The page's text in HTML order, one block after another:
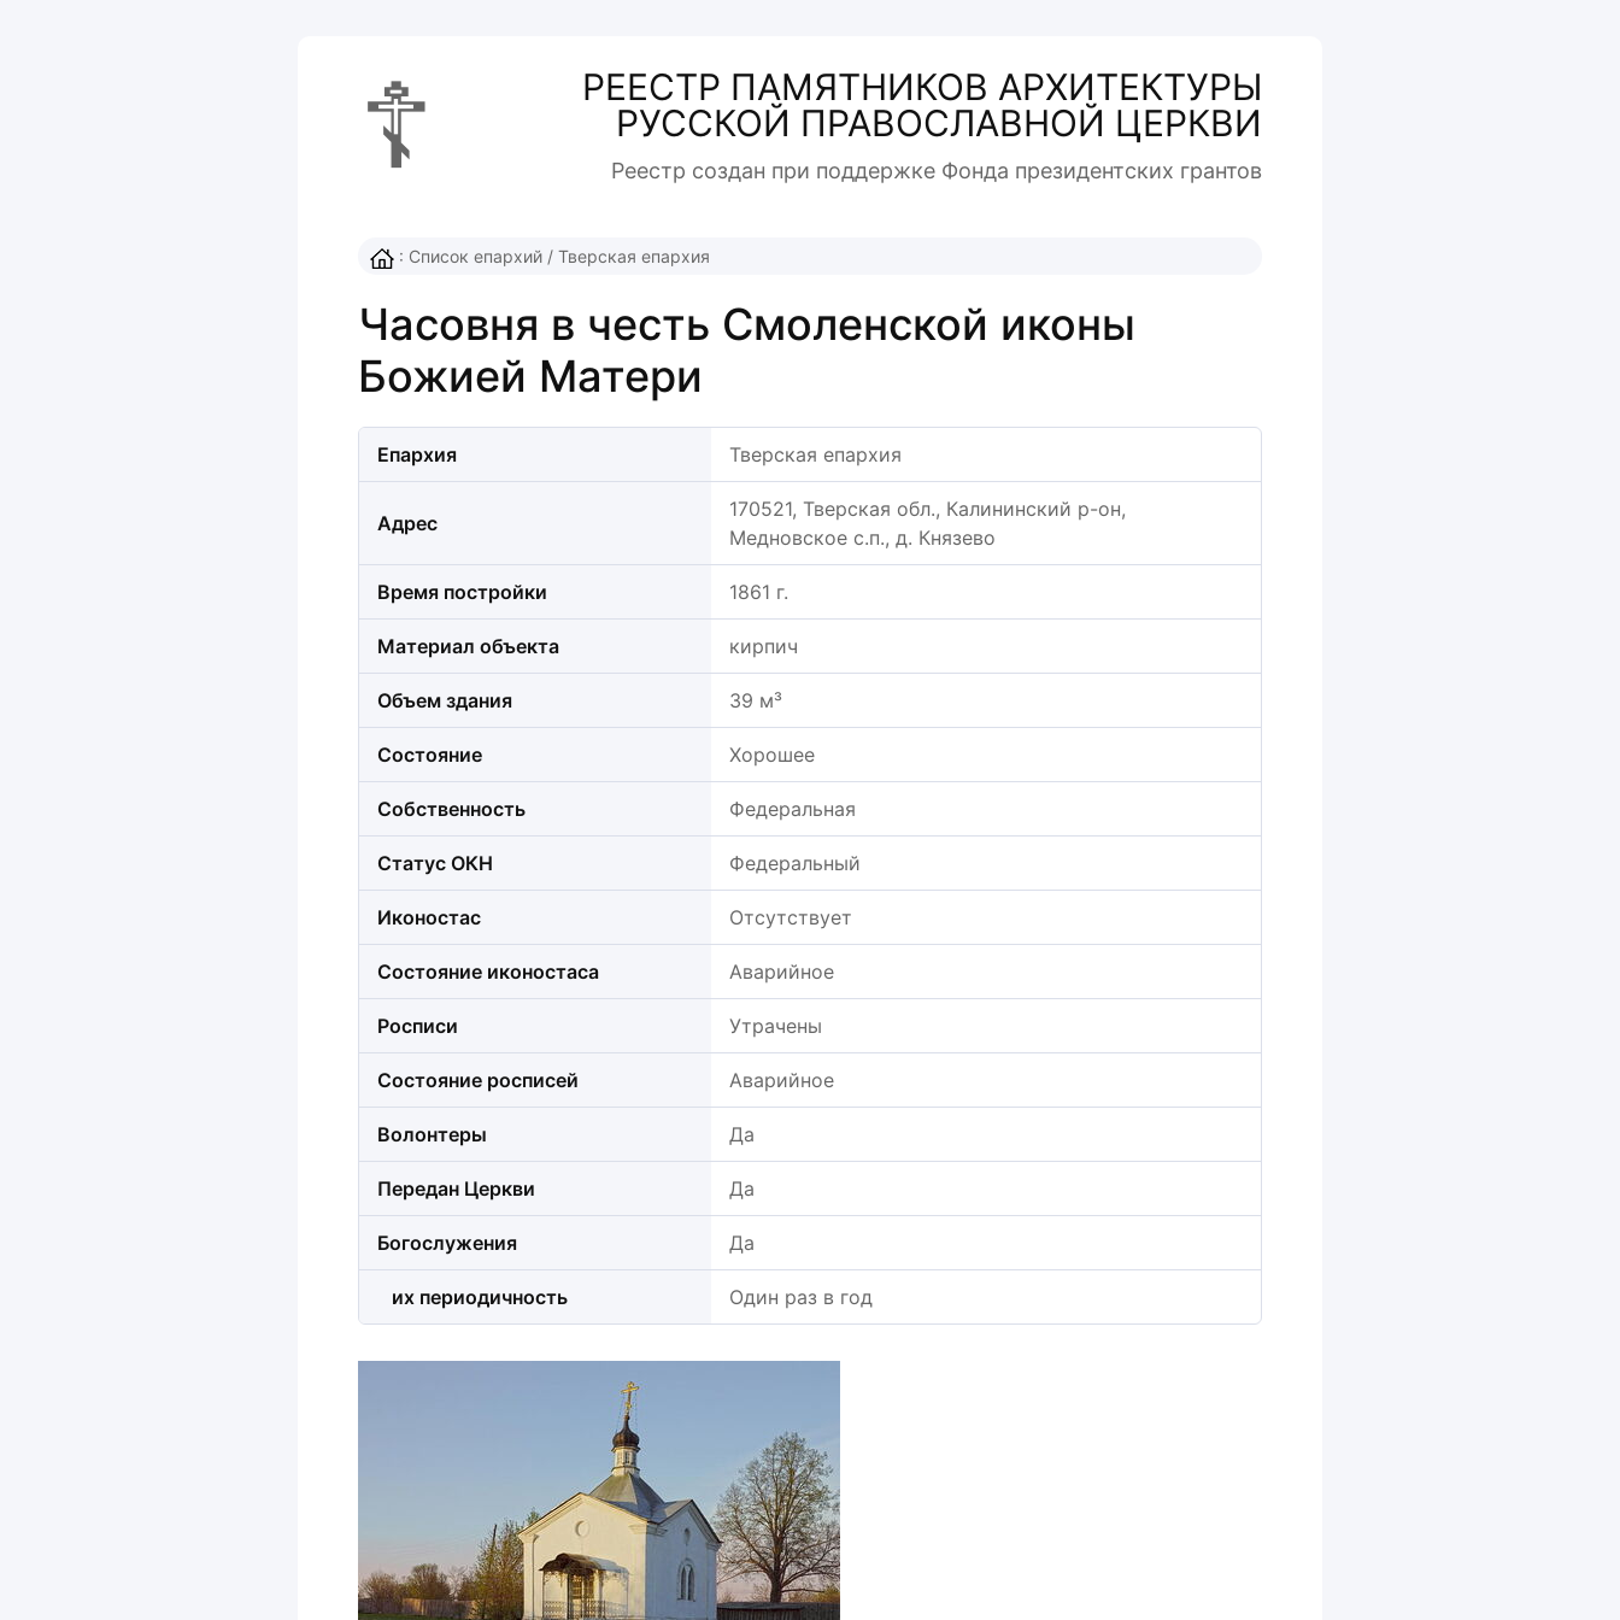
☦
РЕЕСТР ПАМЯТНИКОВ АРХИТЕКТУРЫ
РУССКОЙ ПРАВОСЛАВНОЙ ЦЕРКВИ
Реестр создан при поддержке Фонда президентcких грантов
: Список епархий / Тверская епархия
Часовня в честь Смоленской иконы
Божией Матери
Епархия Тверская епархия
Адрес
170521, Тверская обл., Калининский р-он,
Медновское с.п., д. Князево
Время постройки 1861 г.
Материал объекта кирпич
Объем здания 39 м³
Состояние Хорошее
Собственность Федеральная
Статус ОКН Федеральный
Иконостас Отсутствует
Состояние иконостаса Аварийное
Росписи Утрачены
Состояние росписей Аварийное
Волонтеры Да
Передан Церкви Да
Богослужения Да
их периодичность Один раз в год